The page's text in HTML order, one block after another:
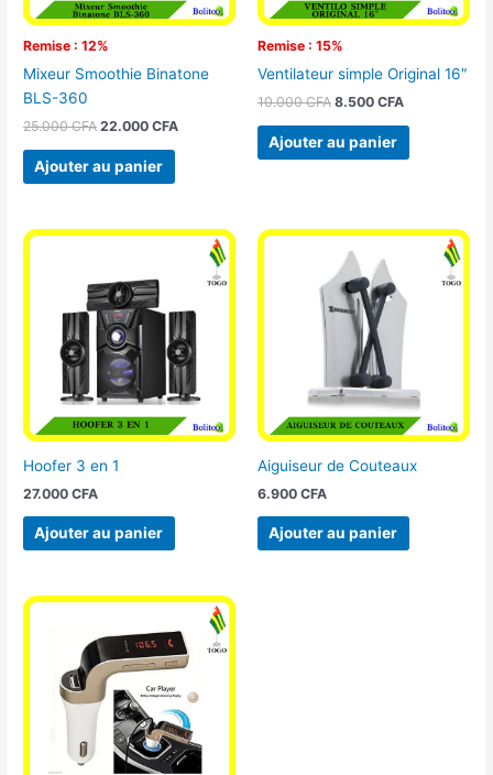
Remise : 12%
Mixeur Smoothie Binatone
BLS-360
25.000CFA 22.000CFA
Ajouter au panier
Remise : 15%
Ventilateur simple Original 16″
10.000CFA 8.500 CFA
Ajouter au panier
Hoofer 3 en 1
27.000CFA
Ajouter au panier
Aiguiseur de Couteaux
6.900 CFA
Ajouter au panier